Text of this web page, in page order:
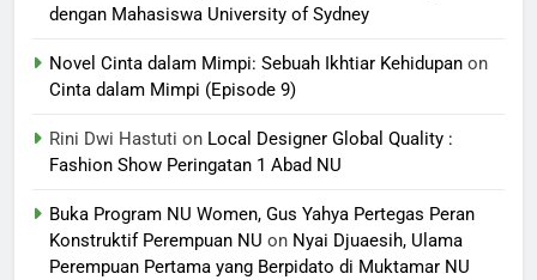
dengan Mahasiswa University of Sydney
Novel Cinta dalam Mimpi: Sebuah Ikhtiar Kehidupan on
Cinta dalam Mimpi (Episode 9)
Rini Dwi Hastuti on Local Designer Global Quality :
Fashion Show Peringatan 1 Abad NU
Buka Program NU Women, Gus Yahya Pertegas Peran
Konstruktif Perempuan NU on Nyai Djuaesih, Ulama
Perempuan Pertama yang Berpidato di Muktamar NU